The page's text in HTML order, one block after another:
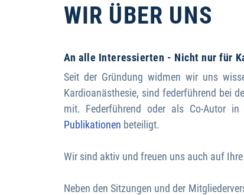
WIR ÜBER UNS
An alle Interessierten - Nicht nur für
Seit der Gründung widmen wir uns
Kardioanästhesie, sind federführend bei
mit. Federführend oder als Co-Autor
Publikationen beteiligt.
Wir sind aktiv und freuen uns auch auf
Neben den Sitzungen und der